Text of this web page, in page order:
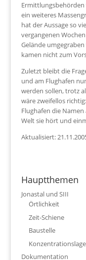
Ermittlungsbehörden
ein weiteres
hat der Aussage so
vergangenen
Gelände
kamen nicht zum
Zuletzt bleibt die
und am Flughafen
werden sollen, trotz
wäre zweifellos
Flughafen die
Welt sie hört und
Aktualisiert:
Hauptthemen
Jonastal und SIII
Örtlichkeit
Zeit-Schiene
Baustelle
Dokumentation